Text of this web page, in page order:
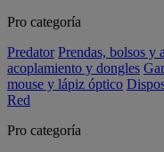
Pro categoría
Predator Prendas, bolsos y
acoplamiento y dongles
mouse y lápiz óptico
Red
Pro categoría